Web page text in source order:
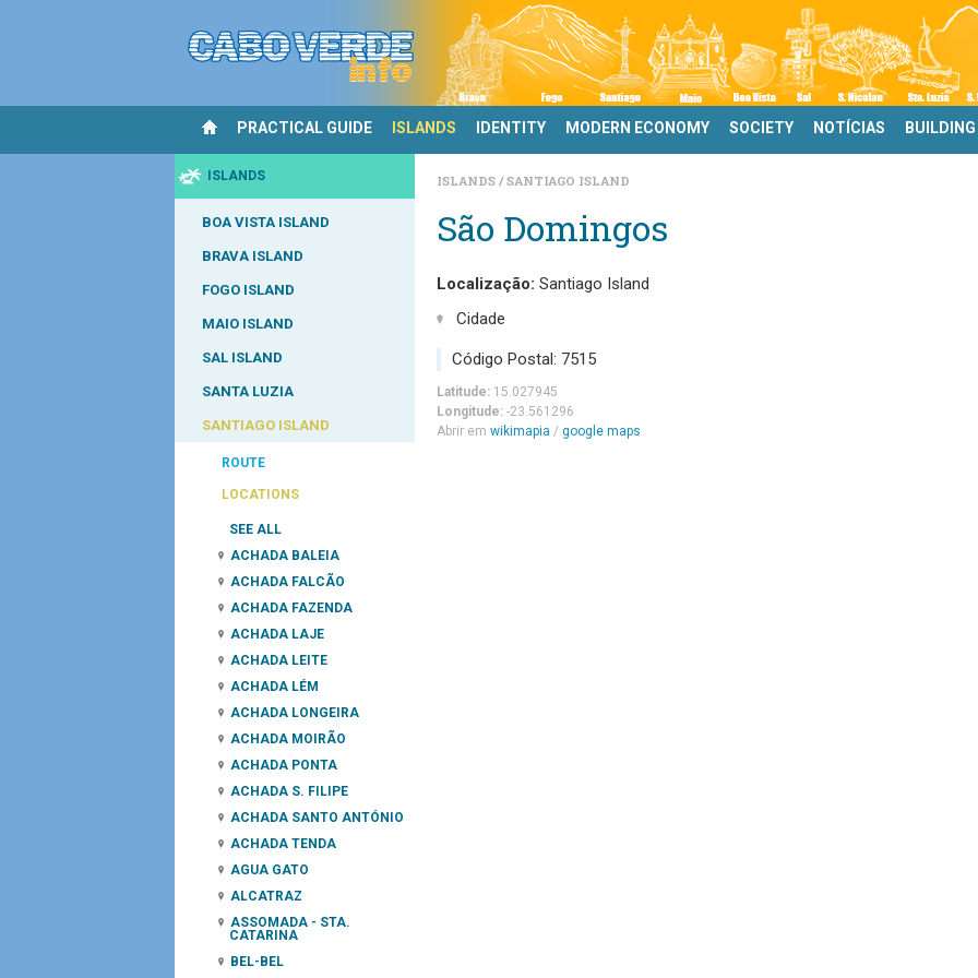
PRACTICAL GUIDE ISLANDS IDENTITY MODERN ECONOMY SOCIETY NOTÍCIAS BUILDING
ISLANDS
BOA VISTA ISLAND
BRAVA ISLAND
FOGO ISLAND
MAIO ISLAND
SAL ISLAND
SANTA LUZIA
SANTIAGO ISLAND
ROUTE
LOCATIONS
SEE ALL
ACHADA BALEIA
ACHADA FALCÃO
ACHADA FAZENDA
ACHADA LAJE
ACHADA LEITE
ACHADA LÉM
ACHADA LONGEIRA
ACHADA MOIRÃO
ACHADA PONTA
ACHADA S. FILIPE
ACHADA SANTO ANTÓNIO
ACHADA TENDA
AGUA GATO
ALCATRAZ
ASSOMADA - STA.
CATARINA
BEL-BEL
ISLANDS SANTIAGO ISLAND
São Domingos
Localização: Santiago Island
Cidade
Código Postal: 7515
Latitude: 15.027945
Longitude: -23.561296
Abrir em wikimapia / google maps